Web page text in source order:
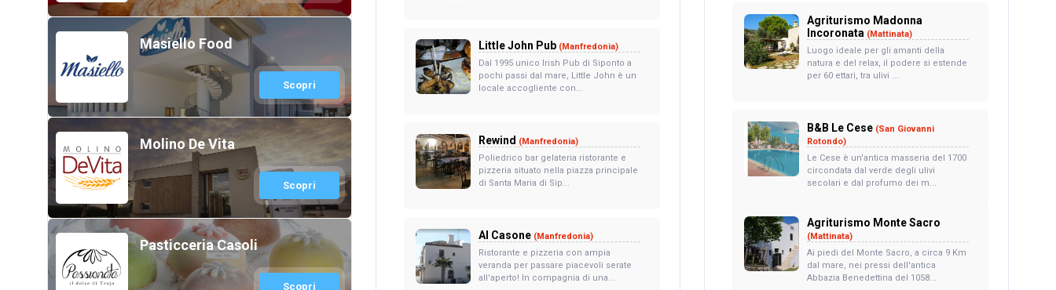
Masiello Food
Scopri
Molino De Vita
Scopri
Pasticceria Casoli
Scopri
Little John Pub (Manfredonia)
Dal 1995 unico Irish Pub di Siponto a
pochi passi dal mare, Little John è un
locale accogliente con...
Rewind (Manfredonia)
Poliedrico bar gelateria ristorante e
pizzeria situato nella piazza principale
di Santa Maria di Sip...
Al Casone (Manfredonia)
Ristorante e pizzeria con ampia
veranda per passare piacevoli serate
all'aperto! In compagnia di una...
Agriturismo Madonna
Incoronata (Mattinata)
Luogo ideale per gli amanti della
natura e del relax, il podere si estende
per 60 ettari, tra ulivi ...
B&B Le Cese (San Giovanni
Rotondo)
Le Cese è un'antica masseria del 1700
circondata dal verde degli ulivi
secolari e dal profumo dei m...
Agriturismo Monte Sacro
(Mattinata)
Ai piedi del Monte Sacro, a circa 9 Km
dal mare, nei pressi dell'antica
Abbazia Benedettina del 1058...